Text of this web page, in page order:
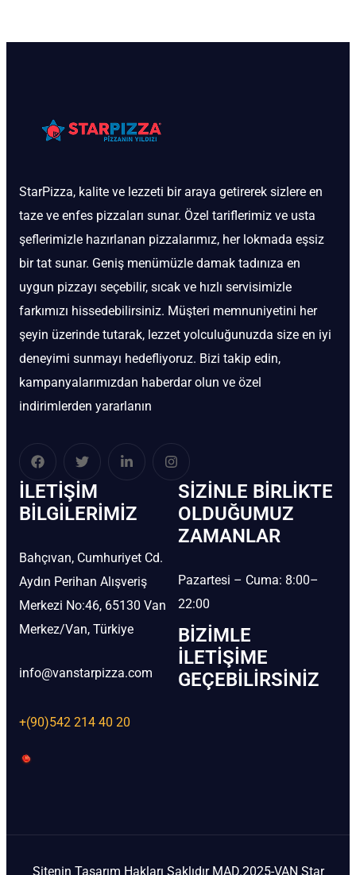
StarPizza, kalite ve lezzeti bir araya getirerek sizlere en
taze ve enfes pizzaları sunar. Özel tariflerimiz ve usta
şeflerimizle hazırlanan pizzalarımız, her lokmada eşsiz
bir tat sunar. Geniş menümüzle damak tadınıza en
uygun pizzayı seçebilir, sıcak ve hızlı servisimizle
farkımızı hissedebilirsiniz. Müşteri memnuniyetini her
şeyin üzerinde tutarak, lezzet yolculuğunuzda size en iyi
deneyimi sunmayı hedefliyoruz. Bizi takip edin,
kampanyalarımızdan haberdar olun ve özel
indirimlerden yararlanın
İLETIŞIM
BİLGILERIMIZ
Bahçıvan, Cumhuriyet Cd.
Aydın Perihan Alışveriş
Merkezi No:46, 65130 Van
Merkez/Van, Türkiye
info@vanstarpizza.com
+(90)542 214 40 20
SIZINLE BIRLIKTE
OLDUĞUMUZ
ZAMANLAR
Pazartesi – Cuma: 8:00–
22:00
BIZIMLE
İLETIŞIME
GEÇEBILIRSINIZ
Sitenin Tasarım Hakları Saklıdır MAD.2025-VAN Star